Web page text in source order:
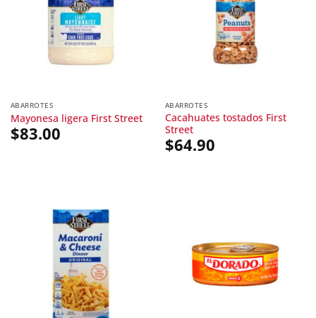
ABARROTES
Mayonesa ligera First Street
$83.00
ABARROTES
Cacahuates tostados First
Street
$64.90